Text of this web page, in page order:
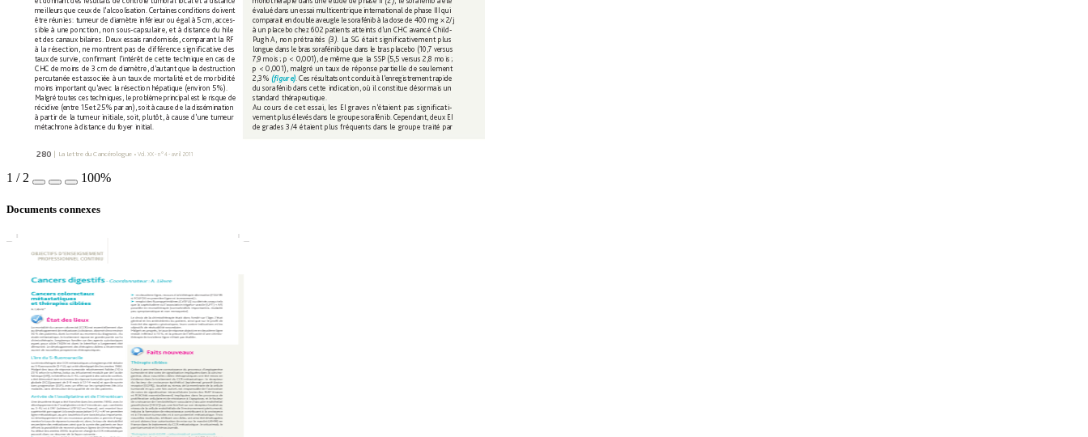
280 | La Lettre du Cancérologue • Vol. XX - n° 4 - avril 2011
meilleurs que ceux de l’alcoolisation. Certaines conditions doivent
être réunies : tumeur de diamètre inférieur ou égal à 5 cm, acces-
sible à une ponction, non sous-capsulaire, et à distance du hile
et des canaux bilaires.
Deux essais randomisés, comparant la RF
à la résection, ne montrent pas de différence signiﬁcative des
taux de survie, conﬁ rmant l’intérêt de cette technique en cas de
CHC de moins de 3 cm de diamètre, d’autant que la destruction
percutanée est associée à un taux de mortalité et de morbidité
moins important qu’avec la résection hépatique (environ 5 %).
Malgré toutes ces techniques, le problème principal est le risque de
récidive (entre 15 et 25 % par an), soit à cause de la dissémination
à partir de la tumeur initiale, soit, plutôt, à cause d’une tumeur
métachrone à distance du foyer initial.
évalué dans un essai multicentrique international de phase III qui
comparait en double aveugle le sorafénib à la dose de 400 mg × 2/j
à un placebo chez 602 patients atteints d’un CHC avancé Child-
Pugh A, non prétraités (3) La SG était significativement plus
longue dans le bras sorafénib que dans le bras placebo (10,7 versus
7,9 mois ; p < 0,001), de même que la SSP (5,5 versus 2,8 mois ;
p < 0,001), malgré un taux de réponse partielle de seulement
2,3 % (ﬁgure) . Ces résultats ont conduit à l’enregistrement rapide
du sorafénib dans cette indication, où il constitue désormais un
standard thérapeutique.
Au cours de cet essai, les EI graves n’étaient pas significati-
vement plus élevés dans le groupe sorafénib. Cependant, deux EI
de grades 3/4 étaient plus fréquents dans le groupe traité par
1 / 2 100%
Documents connexes